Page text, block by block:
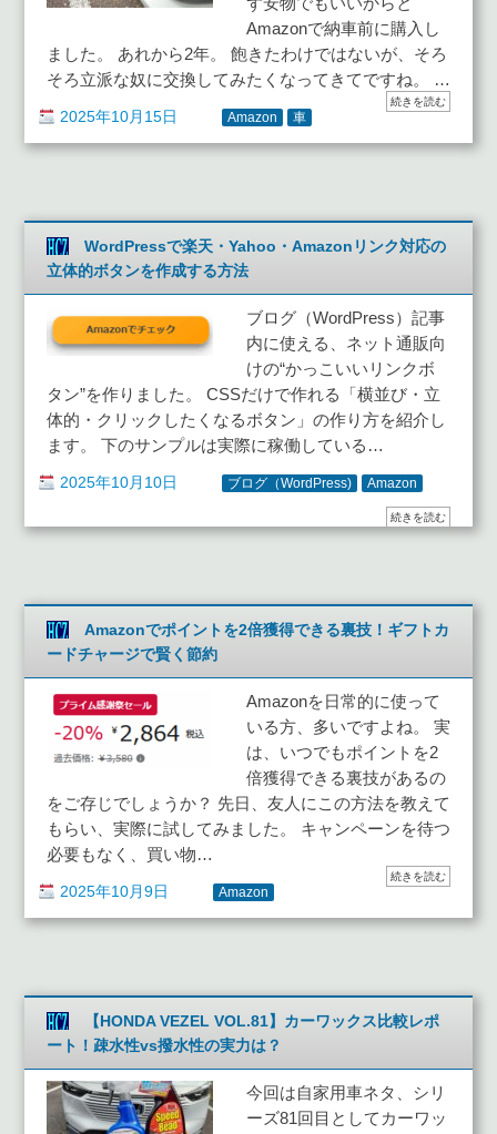
Amazonで納車前に購入し
ました。 あれから2年。 飽きたわけではないが、そろ
そろ立派な奴に交換してみたくなってきてですね。 …
2025年10月15日 Amazon 車
続きを読む
WordPressで楽天・Yahoo・Amazonリンク対応の
立体的ボタンを作成する方法
ブログ（WordPress）記事
内に使える、ネット通販向
けの“かっこいいリンクボ
タン”を作りました。 CSSだけで作れる「横並び・立
体的・クリックしたくなるボタン」の作り方を紹介し
ます。 下のサンプルは実際に稼働している…
2025年10月10日 ブログ（WordPress) Amazon
続きを読む
Amazonでポイントを2倍獲得できる裏技！ギフトカ
ードチャージで賢く節約
Amazonを日常的に使って
いる方、多いですよね。 実
は、いつでもポイントを2
倍獲得できる裏技があるの
をご存じでしょうか？ 先日、友人にこの方法を教えて
もらい、実際に試してみました。 キャンペーンを待つ
必要もなく、買い物…
2025年10月9日 Amazon
続きを読む
【HONDA VEZEL VOL.81】カーワックス比較レポ
ート！疎水性vs撥水性の実力は？
今回は自家用車ネタ、シリ
ーズ81回目としてカーワッ